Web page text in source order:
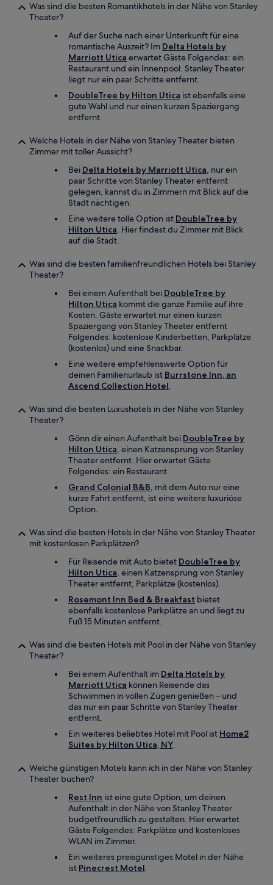
Was sind die besten Romantikhotels in der Nähe von Stanley
Theater?
Auf der Suche nach einer Unterkunft für eine
romantische Auszeit? Im Delta Hotels by
Marriott Utica erwartet Gäste Folgendes: ein
Restaurant und ein Innenpool. Stanley Theater
liegt nur ein paar Schritte entfernt.
DoubleTree by Hilton Utica ist ebenfalls eine
gute Wahl und nur einen kurzen Spaziergang
entfernt.
Welche Hotels in der Nähe von Stanley Theater bieten
Zimmer mit toller Aussicht?
Bei Delta Hotels by Marriott Utica, nur ein
paar Schritte von Stanley Theater entfernt
gelegen, kannst du in Zimmern mit Blick auf die
Stadt nächtigen.
Eine weitere tolle Option ist DoubleTree by
Hilton Utica. Hier findest du Zimmer mit Blick
auf die Stadt.
Was sind die besten familienfreundlichen Hotels bei Stanley
Theater?
Bei einem Aufenthalt bei DoubleTree by
Hilton Utica kommt die ganze Familie auf ihre
Kosten. Gäste erwartet nur einen kurzen
Spaziergang von Stanley Theater entfernt
Folgendes: kostenlose Kinderbetten, Parkplätze
(kostenlos) und eine Snackbar.
Eine weitere empfehlenswerte Option für
deinen Familienurlaub ist Burrstone Inn, an
Ascend Collection Hotel.
Was sind die besten Luxushotels in der Nähe von Stanley
Theater?
Gönn dir einen Aufenthalt bei DoubleTree by
Hilton Utica, einen Katzensprung von Stanley
Theater entfernt. Hier erwartet Gäste
Folgendes: ein Restaurant.
Grand Colonial B&B, mit dem Auto nur eine
kurze Fahrt entfernt, ist eine weitere luxuriöse
Option.
Was sind die besten Hotels in der Nähe von Stanley Theater
mit kostenlosen Parkplätzen?
Für Reisende mit Auto bietet DoubleTree by
Hilton Utica, einen Katzensprung von Stanley
Theater entfernt, Parkplätze (kostenlos).
Rosemont Inn Bed & Breakfast bietet
ebenfalls kostenlose Parkplätze an und liegt zu
Fuß 15 Minuten entfernt.
Was sind die besten Hotels mit Pool in der Nähe von Stanley
Theater?
Bei einem Aufenthalt im Delta Hotels by
Marriott Utica können Reisende das
Schwimmen in vollen Zügen genießen – und
das nur ein paar Schritte von Stanley Theater
entfernt.
Ein weiteres beliebtes Hotel mit Pool ist Home2
Suites by Hilton Utica, NY.
Welche günstigen Motels kann ich in der Nähe von Stanley
Theater buchen?
Rest Inn ist eine gute Option, um deinen
Aufenthalt in der Nähe von Stanley Theater
budgetfreundlich zu gestalten. Hier erwartet
Gäste Folgendes: Parkplätze und kostenloses
WLAN im Zimmer.
Ein weiteres preisgünstiges Motel in der Nähe
ist Pinecrest Motel.